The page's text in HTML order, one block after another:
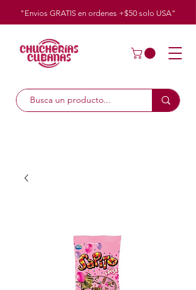
"Envios GRATIS en ordenes +$50 solo USA"